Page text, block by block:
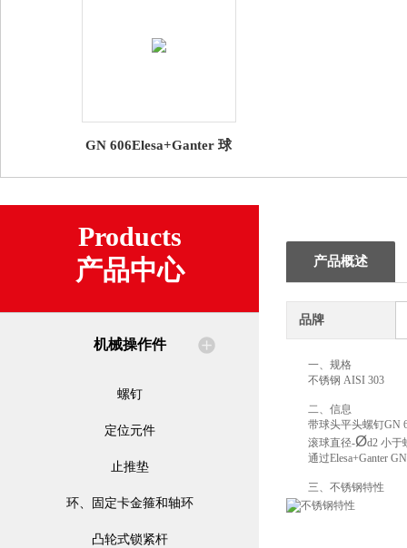
GN 606Elesa+Ganter 球
Products
产品中心
机械操作件
螺钉
定位元件
止推垫
环、固定卡金箍和轴环
凸轮式锁紧杆
产品概述
品牌
一、规格
不锈钢 AISI 303
二、信息
带球头平头螺钉GN
滚球直径-Ød2 小于
通过Elesa+Ganter GN
三、不锈钢特性